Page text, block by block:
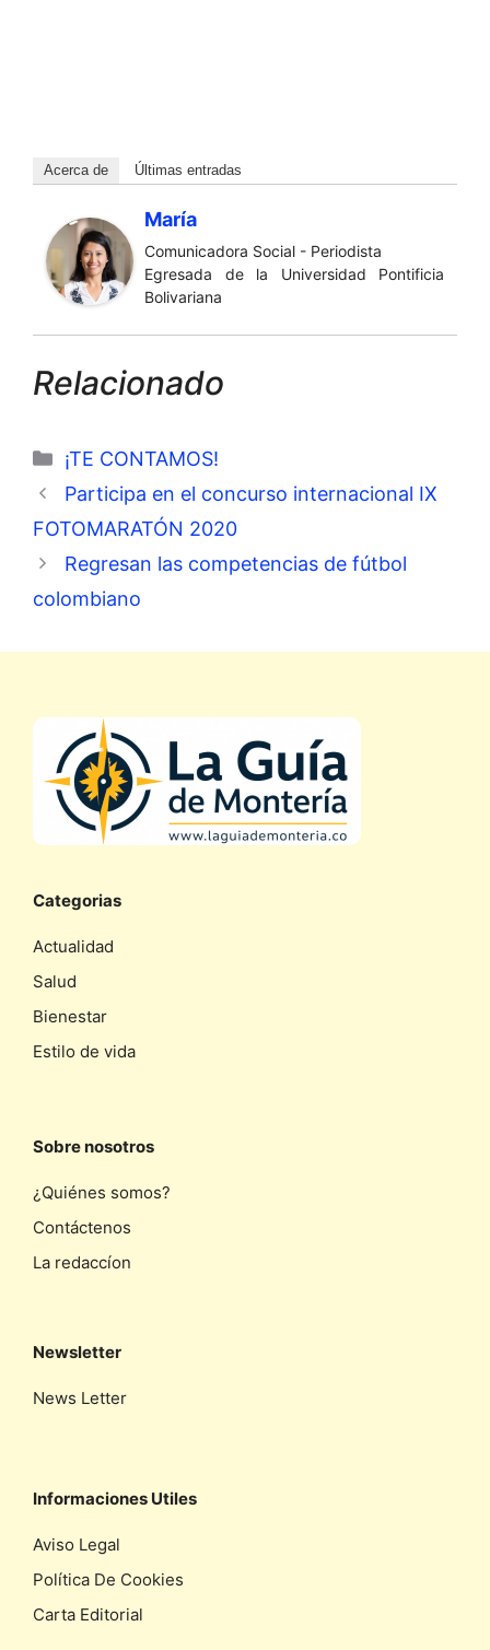
Acerca de Últimas entradas
María
Comunicadora Social - Periodista
Egresada de la Universidad Pontificia
Bolivariana
Relacionado
Categorías
¡TE CONTAMOS!
Participa en el concurso internacional IX
FOTOMARATÓN 2020
Regresan las competencias de fútbol
colombiano
Categorias
Actualidad
Salud
Bienestar
Estilo de vida
Sobre nosotros
¿Quiénes somos?
Contáctenos
La redaccíon
Newsletter
News Letter
Informaciones Utiles
Aviso Legal
Política De Cookies
Carta Editorial